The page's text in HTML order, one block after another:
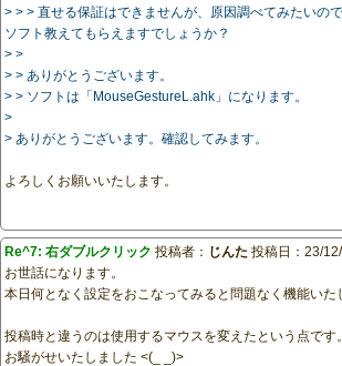
> > > 直せる保証はできませんが、原因調べてみたいの
ソフト教えてもらえますでしょうか？
> >
> > ありがとうございます。
> > ソフトは「MouseGestureL.ahk」になります。
>
> ありがとうございます。確認してみます。
よろしくお願いいたします。
Re^7: 右ダブルクリック 投稿者： じんた 投稿日：23/
お世話になります。
本日何となく設定をおこなってみると問題なく機能いた
投稿時と違うのは使用するマウスを変えたという点です。
お騒がせいたしました <(_ _)>